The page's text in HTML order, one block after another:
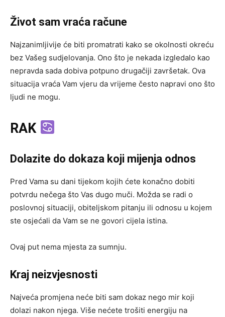
Život sam vraća račune
Najzanimljivije će biti promatrati kako se okolnosti okreću
bez Vašeg sudjelovanja. Ono što je nekada izgledalo kao
nepravda sada dobiva potpuno drugačiji završetak. Ova
situacija vraća Vam vjeru da vrijeme često napravi ono što
ljudi ne mogu.
RAK
Dolazite do dokaza koji mijenja odnos
Pred Vama su dani tijekom kojih ćete konačno dobiti
potvrdu nečega što Vas dugo muči. Možda se radi o
poslovnoj situaciji, obiteljskom pitanju ili odnosu u kojem
ste osjećali da Vam se ne govori cijela istina.
Ovaj put nema mjesta za sumnju.
Kraj neizvjesnosti
Najveća promjena neće biti sam dokaz nego mir koji
dolazi nakon njega. Više nećete trošiti energiju na